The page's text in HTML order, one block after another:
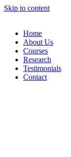
Skip to content
Home
About Us
Courses
Research
Testimonials
Contact